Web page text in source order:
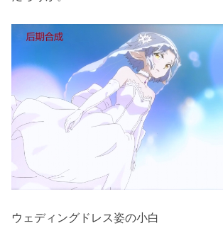
ウェディングドレス姿の小白